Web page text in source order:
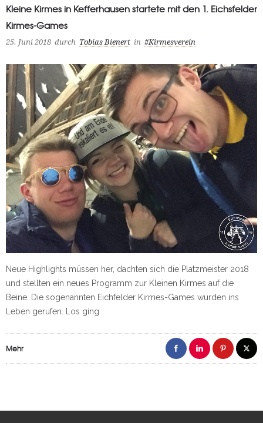
Kleine Kirmes in Kefferhausen startete mit den 1. Eichsfelder
Kirmes-Games
25. Juni 2018 durch Tobias Bienert in #Kirmesverein
Neue Highlights müssen her, dachten sich die Platzmeister 2018
und stellten ein neues Programm zur Kleinen Kirmes auf die
Beine. Die sogenannten Eichfelder Kirmes-Games wurden ins
Leben gerufen. Los ging
Mehr